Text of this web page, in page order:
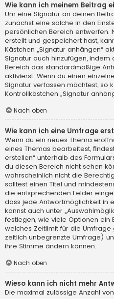
Wie kann ich meinem Beitrag
Um eine Signatur an deinen
zunächst eine solche in den
persönlichen Bereich entwerfen.
erstellt und gespeichert hast,
Kästchen „Signatur anhängen“
Signatur auch hinzufügen,
Bereich das standardmäßige
aktivierst. Wenn du einen
Signatur verfassen möchtest, so
Kontrollkästchen „Signatur
Nach oben
Wie kann ich eine Umfrage
Wenn du ein neues Thema
eines Themas bearbeitest,
erstellen“ unterhalb des
du diesen Bereich nicht sehen
wahrscheinlich nicht die
solltest einen Titel und
die entsprechenden Felder
dass jede Antwortmöglichkeit in
kannst auch unter
festlegen, wie viele Optionen ein
welches Zeitlimit für die
zeitlich unbegrenzte Umfrage)
ihre Stimme ändern können.
Nach oben
Wieso kann ich nicht mehr
Die maximal zulässige Anzahl